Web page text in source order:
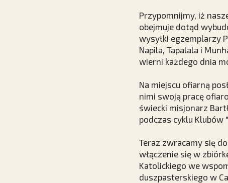
Przypomnijmy, iż
obejmuje dotąd
wysyłki egzemplarzy
Napila, Tapalala i
wierni każdego dnia
Na miejscu ofiarną
nimi swoją pracę
świecki misjonarz
podczas cyklu Klubów
Teraz zwracamy się
włączenie się w
Katolickiego we
duszpasterskiego w